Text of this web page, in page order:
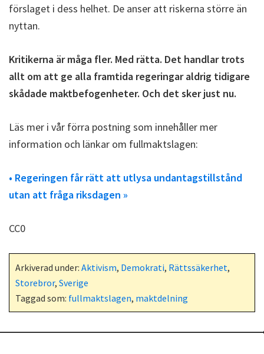
förslaget i dess helhet. De anser att riskerna större än
nyttan.
Kritikerna är måga fler. Med rätta. Det handlar trots
allt om att ge alla framtida regeringar aldrig tidigare
skådade maktbefogenheter. Och det sker just nu.
Läs mer i vår förra postning som innehåller mer
information och länkar om fullmaktslagen:
• Regeringen får rätt att utlysa undantagstillstånd
utan att fråga riksdagen »
CC0
Arkiverad under: Aktivism, Demokrati, Rättssäkerhet,
Storebror, Sverige
Taggad som: fullmaktslagen, maktdelning